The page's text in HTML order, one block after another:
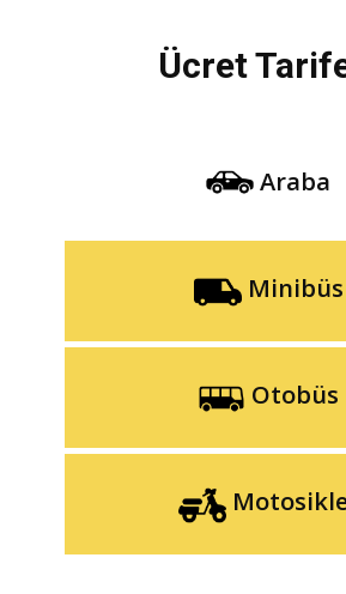
Ücret
Araba
Minibüs
Otobüs